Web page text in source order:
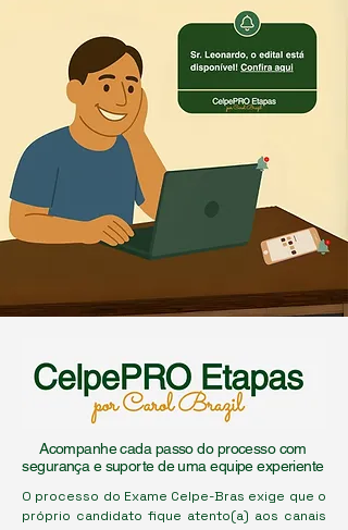
Acompanhe cada passo do processo com
segurança e suporte de uma equipe experiente
O processo do Exame Celpe-Bras exige que o
próprio candidato fique atento(a) aos canais